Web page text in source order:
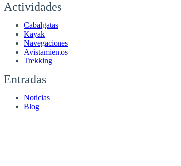
Actividades
Cabalgatas
Kayak
Navegaciones
Avistamientos
Trekking
Entradas
Noticias
Blog